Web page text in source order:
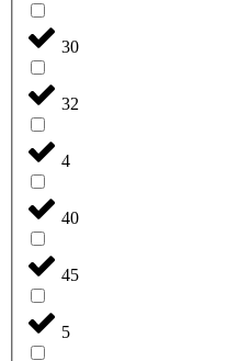
30
32
4
40
45
5